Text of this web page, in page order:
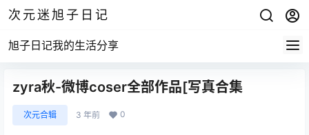
次元迷旭子日记
旭子日记我的生活分享
zyra秋-微博coser全部作品[写真合集
次元合辑 3 年前 0